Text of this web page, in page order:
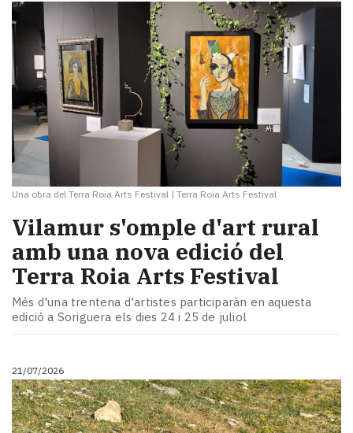
Una obra del Terra Roia Arts Festival | Terra Roia Arts Festival
Vilamur s'omple d'art rural
amb una nova edició del
Terra Roia Arts Festival
Més d'una trentena d'artistes participaràn en aquesta
edició a Soriguera els dies 24 i 25 de juliol
21/07/2026